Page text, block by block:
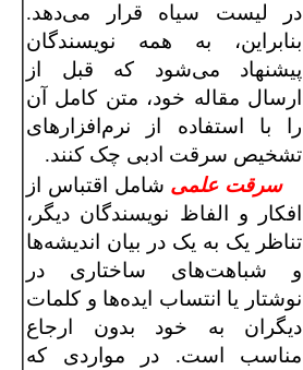
در لیست سیاه قرار می‌دهد.
بنابراین، به همه نویسندگان
پیشنهاد می‌شود که قبل از
ارسال مقاله خود، متن کامل آن
را با استفاده از نرم‌افزارهای
تشخیص سرقت ادبی چک کنند.
سرقت علمی شامل اقتباس از
افکار و الفاظ نویسندگان دیگر،
تناظر یک به یک در بیان اندیشه‌ها
و شباهت‌های ساختاری در
نوشتار یا انتساب ایده‌ها و کلمات
دیگران به خود بدون ارجاع
مناسب است. در مواردی که